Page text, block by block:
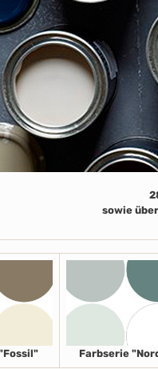
sowie
Farbserie